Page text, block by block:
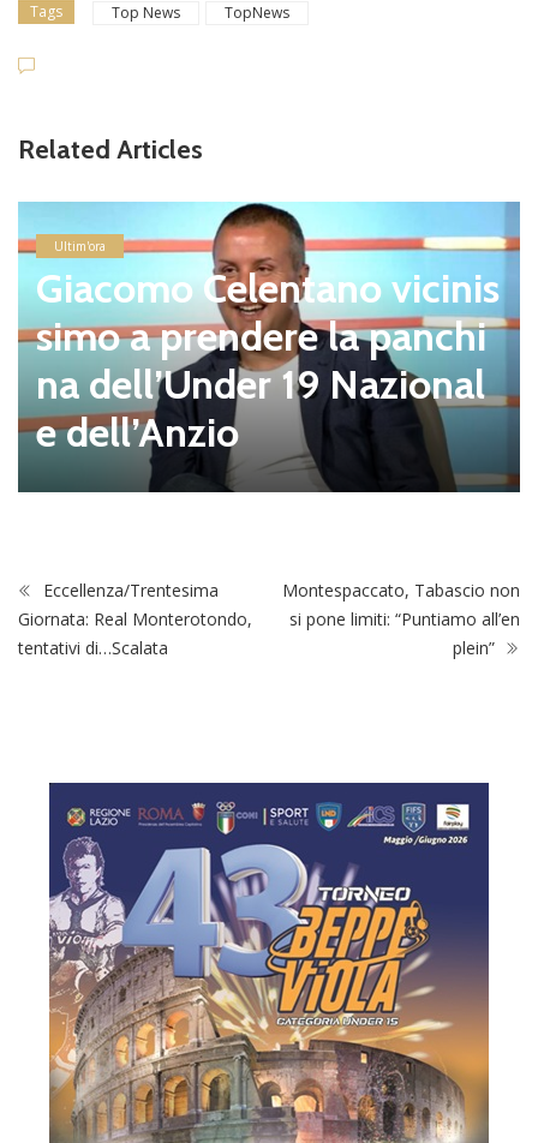
Tags Top News TopNews
Related Articles
Ultim'ora
Giacomo Celentano vicinis
simo a prendere la panchi
na dell’Under 19 Nazional
e dell’Anzio
Eccellenza/Trentesima
Giornata: Real Monterotondo,
tentativi di…Scalata
Montespaccato, Tabascio non
si pone limiti: “Puntiamo all’en
plein”